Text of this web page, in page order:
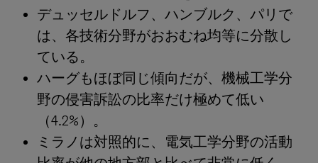
デュッセルドルフ、ハンブルク、パリで
は、各技術分野がおおむね均等に分散し
ている。
ハーグもほぼ同じ傾向だが、機械工学分
野の侵害訴訟の比率だけ極めて低い
（4.2%）。
ミラノは対照的に、電気工学分野の活動